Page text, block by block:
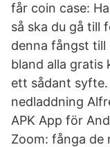
får coin case:
så ska du gå till
denna fångst till
bland alla gratis
ett sådant syfte.
nedladdning
APK App för
Zoom: fånga de